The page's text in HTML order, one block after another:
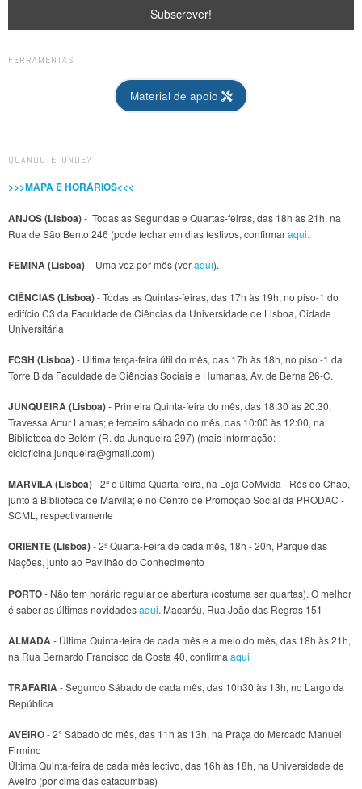
FERRAMENTAS
Material de apoio
QUANDO E ONDE?
>>>MAPA E HORÁRIOS<<<
ANJOS (Lisboa)- Todas as Segundas e Quartas-feiras, das 18h às 21h, na
Rua de São Bento 246 (pode fechar em dias festivos, confirmaraqui.
FEMINA (Lisboa)- Uma vez por mês (veraqui).
CIÊNCIAS (Lisboa)- Todas as Quintas-feiras, das 17h às 19h, no piso-1 do
edifício C3 da Faculdade de Ciências da Universidade de Lisboa, Cidade
Universitária
FCSH (Lisboa)- Última terça-feira útil do mês, das 17h às 18h, no piso -1 da
Torre B da Faculdade de Ciências Sociais e Humanas, Av. de Berna 26-C.
JUNQUEIRA (Lisboa)- Primeira Quinta-feira do mês, das 18:30 às 20:30,
Travessa Artur Lamas; e terceiro sábado do mês, das 10:00 às 12:00, na
Biblioteca de Belém (R. da Junqueira 297) (mais informação:
cicloficina.junqueira@gmail.com)
MARVILA (Lisboa)- 2ª e última Quarta-feira, na Loja CoMvida - Rés do Chão,
junto à Biblioteca de Marvila; e no Centro de Promoção Social da PRODAC -
SCML, respectivamente
ORIENTE (Lisboa)- 2ª Quarta-Feira de cada mês, 18h - 20h, Parque das
Nações, junto ao Pavilhão do Conhecimento
PORTO- Não tem horário regular de abertura (costuma ser quartas). O melhor
é saber as últimas novidadesaqui. Macaréu, Rua João das Regras 151
ALMADA- Última Quinta-feira de cada mês e a meio do mês, das 18h às 21h,
na Rua Bernardo Francisco da Costa 40, confirma aqui
TRAFARIA- Segundo Sábado de cada mês, das 10h30 às 13h, no Largo da
República
AVEIRO- 2° Sábado do mês, das 11h às 13h, na Praça do Mercado Manuel
Firmino
Última Quinta-feira de cada mês lectivo, das 16h às 18h, na Universidade de
Aveiro (por cima das catacumbas)